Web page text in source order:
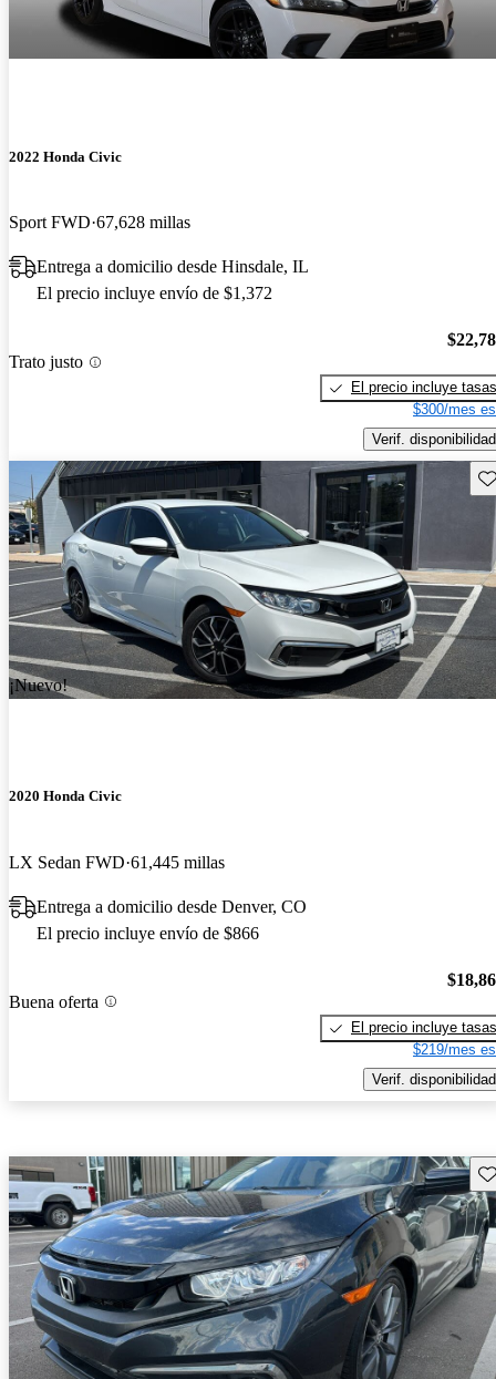
2022 Honda Civic
Sport FWD 67,628 millas
Entrega a domicilio desde Hinsdale, IL
El precio incluye envío de $1,372
Trato justo
El precio incluye tasas
$300/mes
Verif. disponibilidad
¡Nuevo!
2020 Honda Civic
LX Sedan FWD 61,445 millas
Entrega a domicilio desde Denver, CO
El precio incluye envío de $866
Buena oferta
El precio incluye tasas
$219/mes
Verif. disponibilidad